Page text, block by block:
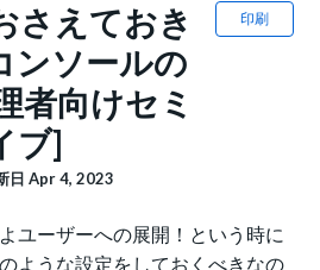
印刷
さえておき
ンソールの
者向けセミ
ブ]
日Apr 4, 2023
ユーザーへの展開！という時に
ような設定をしておくべきなの